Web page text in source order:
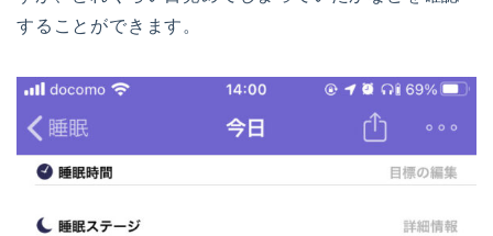
することができます。